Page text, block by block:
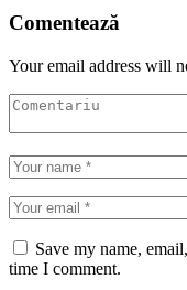
Comentează
Your email address will
Save my name,
time I comment.